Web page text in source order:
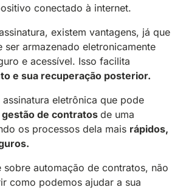
conectado à internet.
existem vantagens, já que
armazenado eletronicamente
e acessível. Isso facilita
e sua recuperação posterior.
assinatura eletrônica que pode
gestão de contratos de uma
os processos dela mais rápidos,
sobre automação de contratos, não
como podemos ajudar a sua